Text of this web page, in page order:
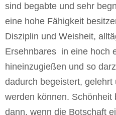
sind begabte und sehr
eine hohe Fähigkeit
Disziplin und Weisheit,
Ersehnbares in eine hoch
hineinzugießen und so
dadurch begeistert,
werden können. Schönheit
dann, wenn die Botschaft